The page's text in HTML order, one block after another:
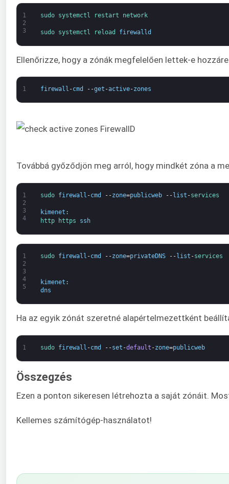
1
2
3
sudo systemctl restart network
sudo systemctl reload firewalld
Ellenőrizze, hogy a zónák megfelelően lettek-e
1 firewall -cmd --get -active-zones
Továbbá győződjön meg arról, hogy mindkét zóna a
1
2
3
4
sudo firewall -cmd --zone=publicweb --list -services
kimenet :
http
https ssh
1
2
3
4
5
sudo firewall -cmd --zone=privateDNS -- list -services
kimenet :
dns
Ha az egyik zónát szeretné alapértelmezettként
1 sudo firewall -cmd --set -default -zone=publicweb
Összegzés
Ezen a ponton sikeresen létrehozta a saját zónáit.
Kellemes számítógép-használatot!